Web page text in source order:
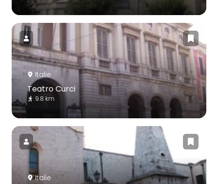
Italie
Teatro Curci
9.8 km
Italie